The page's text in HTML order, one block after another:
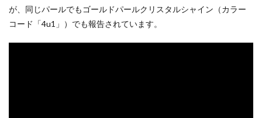
が、同じパールでもゴールドパールクリスタルシャイン（カラー
コード「4u1」）でも報告されています。